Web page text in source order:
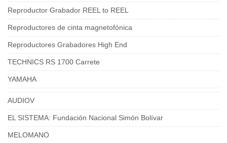
Reproductor Grabador REEL to REEL
Reproductores de cinta magnetofónica
Reproductores Grabadores High End
TECHNICS RS 1700 Carrete
YAMAHA
AUDIOV
EL SISTEMA: Fundación Nacional Simón Bolívar
MELOMANO